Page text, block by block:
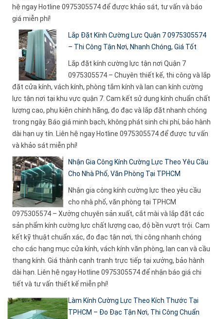
hệ ngay Hotline 0975305574 để được khảo sát, tư vấn và báo
giá miễn phí!
Lắp Đặt Kính Cường Lực Quận 7 0975305574
– Thi Công Tận Nơi, Nhanh Chóng, Giá Tốt
Lắp đặt kính cường lực tận nơi Quận 7
0975305574 – Chuyên thiết kế, thi công và lắp
đặt cửa kính, vách kính, phòng tắm kính và lan can kính cường
lực tận nơi tại khu vực quận 7. Cam kết sử dụng kính chuẩn chất
lượng cao, phụ kiện chính hãng, đo đạc và lắp đặt nhanh chóng
trong ngày. Báo giá minh bạch, không phát sinh chi phí, bảo hành
dài hạn uy tín. Liên hệ ngay Hotline 0975305574 để được tư vấn
và khảo sát miễn phí!
Nhận Gia Công Kính Cường Lực Theo Yêu Cầu
Cho Nhà Phố, Văn Phòng Tại TPHCM
Nhận gia công kính cường lực theo yêu cầu
cho nhà phố, văn phòng tại TPHCM
0975305574 – Xưởng chuyên sản xuất, cắt mài và lắp đặt các
sản phẩm kính cường lực chất lượng cao, độ bền vượt trội. Cam
kết kỹ thuật chuẩn xác, đo đạc tận nơi, thi công nhanh chóng
cho các hạng mục cửa kính, vách kính văn phòng, lan can và cầu
thang kính. Giá thành cạnh tranh trực tiếp tại xưởng, bảo hành
dài hạn. Liên hệ ngay Hotline 0975305574 để nhận báo giá chi
tiết và tư vấn thiết kế miễn phí!
Làm Kính Cường Lực Theo Kích Thước Tại
TPHCM – Đo Đạc Tận Nơi, Thi Công Chuẩn